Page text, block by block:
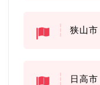
狭山市
日高市